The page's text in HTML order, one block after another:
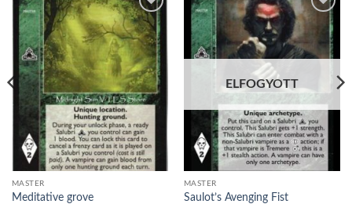
Add to
wishlist
MASTER
Meditative grove
Add to
wishlist
ELFOGYOTT
MASTER
Saulot’s Avenging Fist